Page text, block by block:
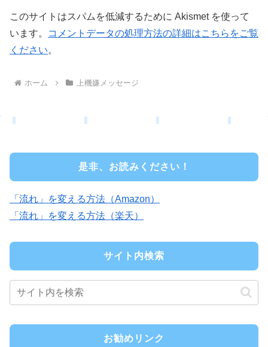
このサイトはスパムを低減するために Akismet を使って
います。
コメントデータの処理方法の詳細はこちらをご覧
ください。
ホーム 上機嫌メッセージ
是非、お読みください！
「流れ」を変える方法（Amazon）
「流れ」を変える方法（楽天）
サイト内検索
お勧めリンク